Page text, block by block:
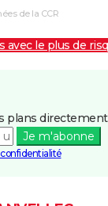
de la CCR
avec le plus de
plans
Je m'abonne